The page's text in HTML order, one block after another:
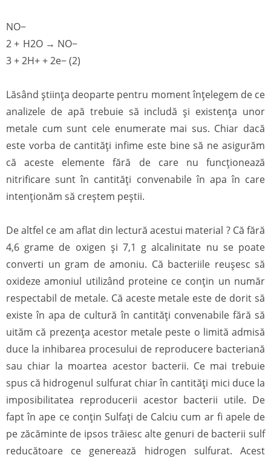
NO−
2 + H2O → NO−
3 + 2H+ + 2e− (2)
Lăsând știința deoparte pentru moment înțelegem de ce
analizele de apă trebuie să includă și existența unor
metale cum sunt cele enumerate mai sus. Chiar dacă
este vorba de cantități infime este bine să ne asigurăm
că aceste elemente fără de care nu funcționează
nitrificare sunt în cantități convenabile în apa în care
intenționăm să creștem peștii.
De altfel ce am aflat din lectură acestui material ? Că fără
4,6 grame de oxigen și 7,1 g alcalinitate nu se poate
converti un gram de amoniu. Că bacteriile reușesc să
oxideze amoniul utilizând proteine ce conțin un număr
respectabil de metale. Că aceste metale este de dorit să
existe în apa de cultură în cantități convenabile fără să
uităm că prezența acestor metale peste o limită admisă
duce la inhibarea procesului de reproducere bacteriană
sau chiar la moartea acestor bacterii. Ce mai trebuie
spus că hidrogenul sulfurat chiar în cantități mici duce la
imposibilitatea reproducerii acestor bacterii utile. De
fapt în ape ce conțin Sulfați de Calciu cum ar fi apele de
pe zăcăminte de ipsos trăiesc alte genuri de bacterii sulf
reducătoare ce generează hidrogen sulfurat. Acest